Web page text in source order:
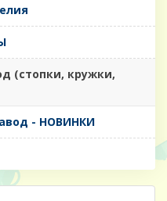
(стопки, кружки,
- НОВИНКИ